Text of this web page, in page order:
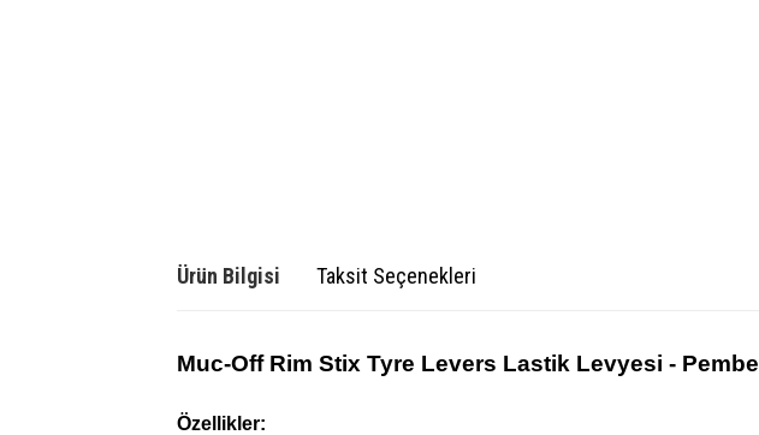
Ürün Bilgisi Taksit Seçenekleri
Muc-Off Rim Stix Tyre Levers Lastik Levyesi - Pembe
Özellikler: